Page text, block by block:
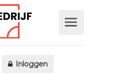
Inloggen